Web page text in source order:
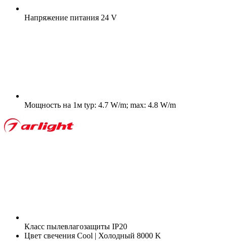
Напряжение питания 24 V
Мощность на 1м typ: 4.7 W/m; max: 4.8 W/m
Класс пылевлагозащиты IP20
Цвет свечения Cool | Холодный 8000 K